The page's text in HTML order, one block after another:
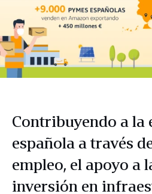
Contribuyendo a la
española a través
empleo, el apoyo a
inversión en